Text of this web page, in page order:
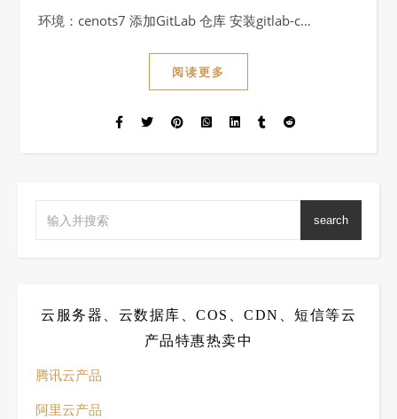
环境：cenots7 添加GitLab 仓库 安装gitlab-c…
阅读更多
search
云服务器、云数据库、COS、CDN、短信等云
产品特惠热卖中
腾讯云产品
阿里云产品